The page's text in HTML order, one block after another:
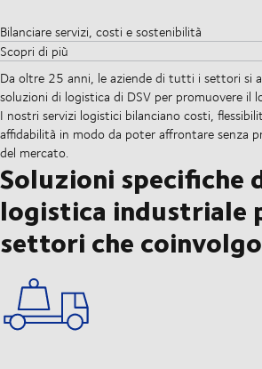
Bilanciare servizi, costi e sostenibilità
Scopri di più
Da oltre 25 anni, le aziende di tutti i settori si
soluzioni di logistica di DSV per promuovere il
I nostri servizi logistici bilanciano costi,
affidabilità in modo da poter affrontare senza
del mercato.
Soluzioni specifiche
logistica industriale
settori che